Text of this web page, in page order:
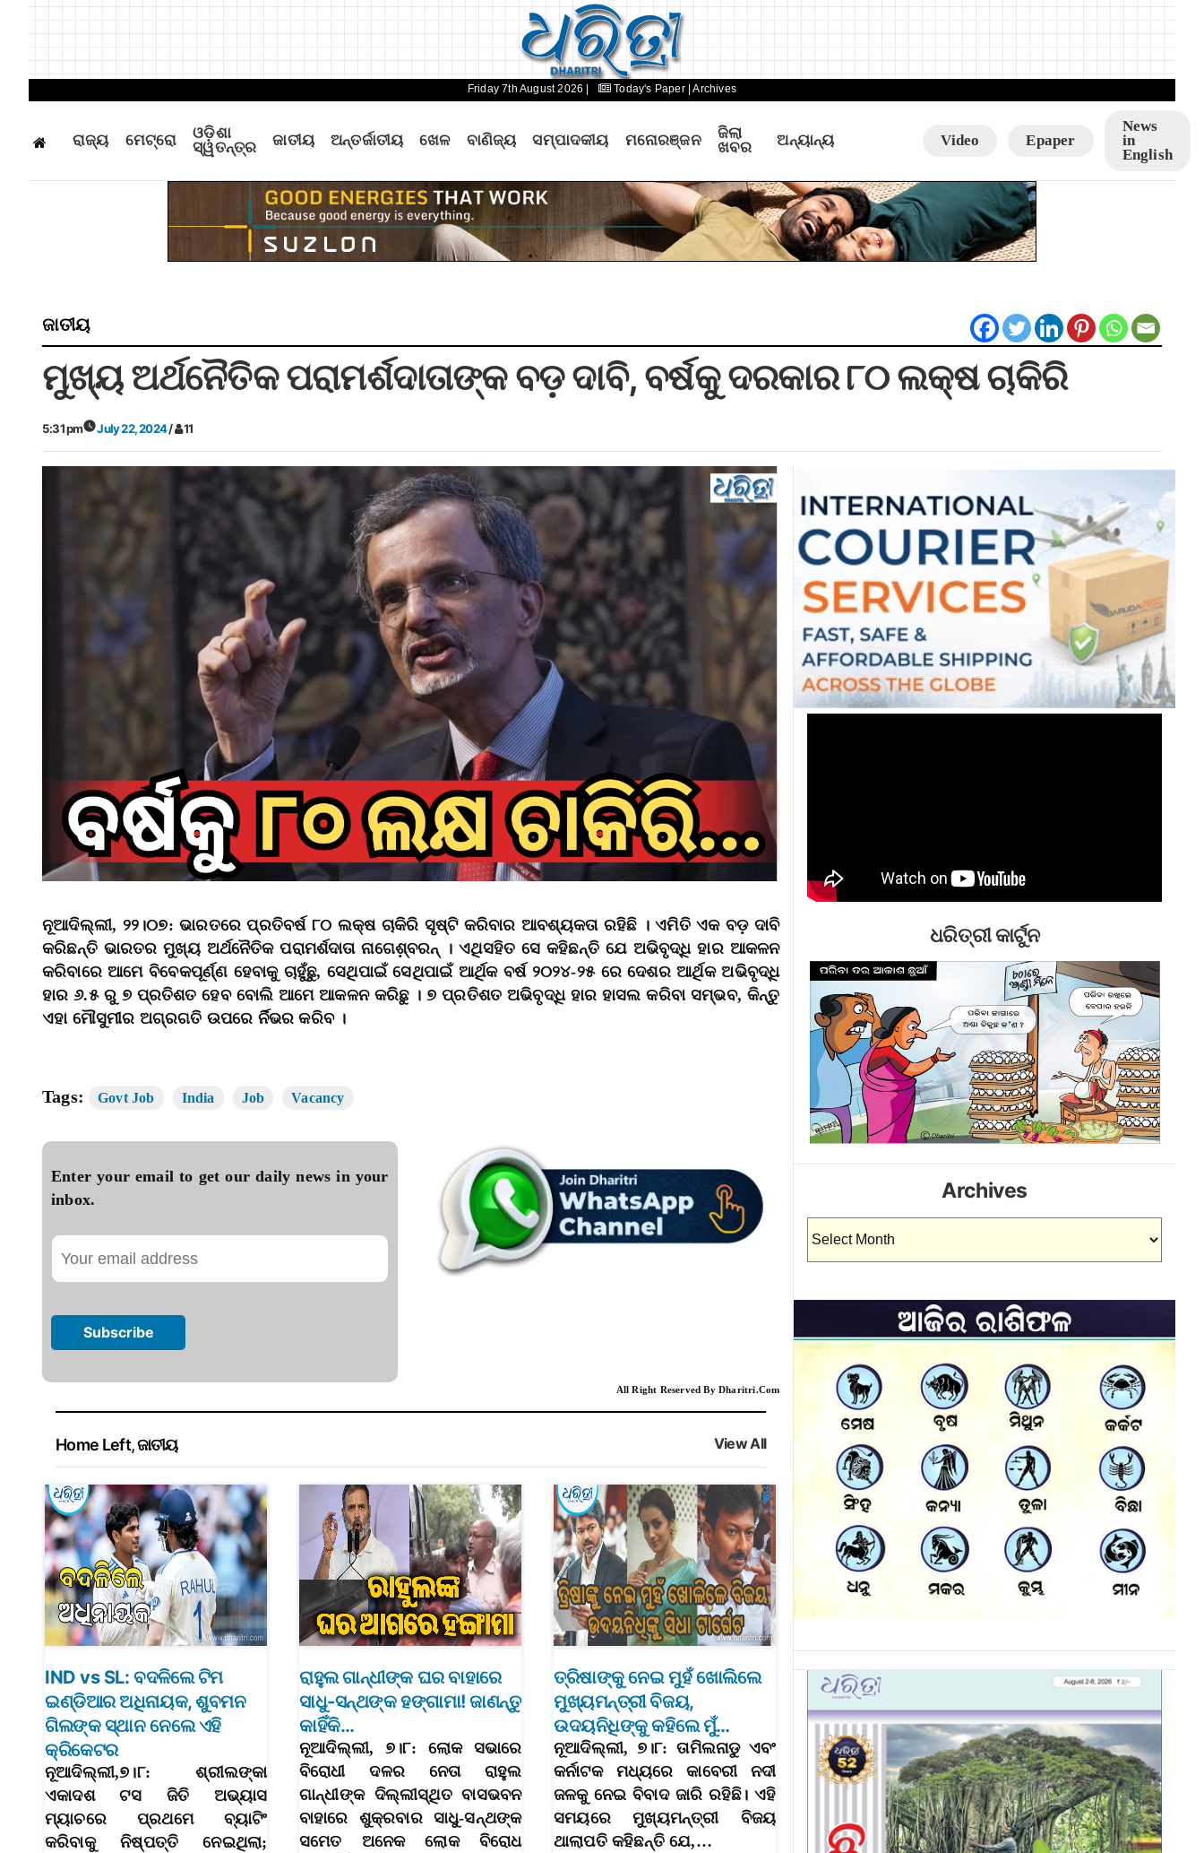
Friday 7th August 2026 | Today's Paper | Archives
ରାଜ୍ୟ ମେଟ୍ରୋ
ଓଡ଼ିଶା
ସ୍ୱତନ୍ତ୍ର
ଜାତୀୟ ଅନ୍ତର୍ଜାତୀୟ ଖେଳ ବାଣିଜ୍ୟ ସମ୍ପାଦକୀୟ ମନୋରଞ୍ଜନ
ଜିଲା
ଖବର
ଅନ୍ୟାନ୍ୟ Video Epaper
News
in
English
ଜାତୀୟ
ମୁଖ୍ୟ ଅର୍ଥନୈତିକ ପରାମର୍ଶଦାତାଙ୍କ ବଡ଼ ଦାବି, ବର୍ଷକୁ ଦରକାର ୮୦ ଲକ୍ଷ ଚାକିରି
5:31 pm July 22, 2024/ 11
ନୂଆଦିଲ୍ଲୀ, ୨୨।୦୭: ଭାରତରେ ପ୍ରତିବର୍ଷ ୮୦ ଲକ୍ଷ ଚାକିରି ସୃଷ୍ଟି କରିବାର ଆବଶ୍ୟକତା ରହିଛି । ଏମିତି ଏକ ବଡ଼ ଦାବି
କରିଛନ୍ତି ଭାରତର ମୁଖ୍ୟ ଅର୍ଥନୈତିକ ପରାମର୍ଶଦାତା ନାଗେଶ଼୍ବରନ୍‌ । ଏଥିସହିତ ସେ କହିଛନ୍ତି ଯେ ଅଭିବୃଦ୍ଧି ହାର ଆକଳନ
କରିବାରେ ଆମେ ବିବେକପୂର୍ଣ୍ଣ ହେବାକୁ ଚାହୁଁଛୁ, ସେଥିପାଇଁ ସେଥିପାଇଁ ଆର୍ଥିକ ବର୍ଷ ୨୦୨୪-୨୫ ରେ ଦେଶର ଆର୍ଥିକ ଅଭିବୃଦ୍ଧି
ହାର ୬.୫ ରୁ ୭ ପ୍ରତିଶତ ହେବ ବୋଲି ଆମେ ଆକଳନ କରିଛୁ । ୭ ପ୍ରତିଶତ ଅଭିବୃଦ୍ଧି ହାର ହାସଲ କରିବା ସମ୍ଭବ, କିନ୍ତୁ
ଏହା ମୌସୁମୀର ଅଗ୍ରଗତି ଉପରେ ର୍ନିଭର କରିବ ।
Tags: Govt Job India Job Vacancy
Enter your email to get our daily news in your
inbox.
All Right Reserved By Dharitri.Com
Home Left,ଜାତୀୟ View All
IND vs SL: ବଦଳିଲେ ଟିମ
ଇଣ୍ଡିଆର ଅଧିନାୟକ, ଶୁବମନ
ଗିଲଙ୍କ ସ୍ଥାନ ନେଲେ ଏହି
କ୍ରିକେଟର
ନୂଆଦିଲ୍ଲୀ,୭।୮: ଶ୍ରୀଲଙ୍କା
ଏକାଦଶ ଟସ ଜିତି ଅଭ୍ୟାସ
ମ୍ୟାଚରେ ପ୍ରଥମେ ବ୍ୟାଟିଂ
କରିବାକୁ ନିଷ୍ପତ୍ତି ନେଇଥିଲା;
ରାହୁଲ ଗାନ୍ଧୀଙ୍କ ଘର ବାହାରେ
ସାଧୁ-ସନ୍ଥଙ୍କ ହଙ୍ଗାମା! ଜାଣନ୍ତୁ
କାହିଁକି…
ନୂଆଦିଲ୍ଲୀ, ୭।୮: ଲୋକ ସଭାରେ
ବିରୋଧୀ ଦଳର ନେତା ରାହୁଲ
ଗାନ୍ଧୀଙ୍କ ଦିଲ୍ଲୀସ୍ଥିତ ବାସଭବନ
ବାହାରେ ଶୁକ୍ରବାର ସାଧୁ-ସନ୍ଥଙ୍କ
ସମେତ ଅନେକ ଲୋକ ବିରୋଧ
ତ୍ରିଷାଙ୍କୁ ନେଇ ମୁହଁ ଖୋଲିଲେ
ମୁଖ୍ୟମନ୍ତ୍ରୀ ବିଜୟ,
ଉଦୟନିଧିଙ୍କୁ କହିଲେ ମୁଁ…
ନୂଆଦିଲ୍ଲୀ, ୭।୮: ତାମିଲନାଡୁ ଏବଂ
କର୍ନାଟକ ମଧ୍ୟରେ କାବେରୀ ନଦୀ
ଜଳକୁ ନେଇ ବିବାଦ ଜାରି ରହିଛି। ଏହି
ସମୟରେ ମୁଖ୍ୟମନ୍ତ୍ରୀ ବିଜୟ
ଥାଲାପତି କହିଛନ୍ତି ଯେ,…
ଧରିତ୍ରୀ କାର୍ଟୁନ
Archives
Archives